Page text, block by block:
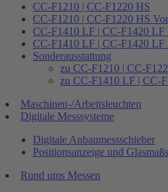
CC-F1210 | CC-F1220 HS
CC-F1210 | CC-F1220 HS
CC-F1410 LF | CC-F1420 LF
CC-F1410 LF | CC-F1420 LF
Sonderausstattung
zu CC-F1210 | CC-
zu CC-F1410 LF | CC-
Maschinen-/Arbeitsleuchten
Digitale Messsysteme
Digitale Anbaumessschieber
Positionsanzeige und
Rund ums Messen